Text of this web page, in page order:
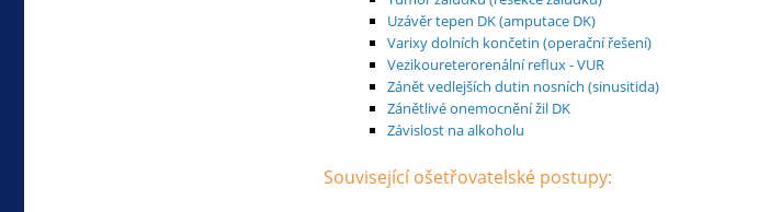
Uzávěr tepen DK (amputace DK)
Varixy dolních končetin (operační řešení)
Vezikoureterorenální reflux - VUR
Zánět vedlejších dutin nosních (sinusitida)
Zánětlivé onemocnění žil DK
Závislost na alkoholu
Související ošetřovatelské postupy: